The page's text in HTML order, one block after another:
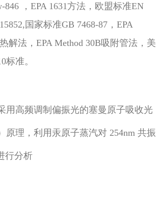
846 ，EPA 1631方法，欧盟标准EN
国家标准GB 7468-87，EPA
解法，EPA Method 30B吸附管法，美
标准。
用高频调制偏振光的塞曼原子吸收光
原理，利用汞原子蒸汽对 254nm 共振
行分析